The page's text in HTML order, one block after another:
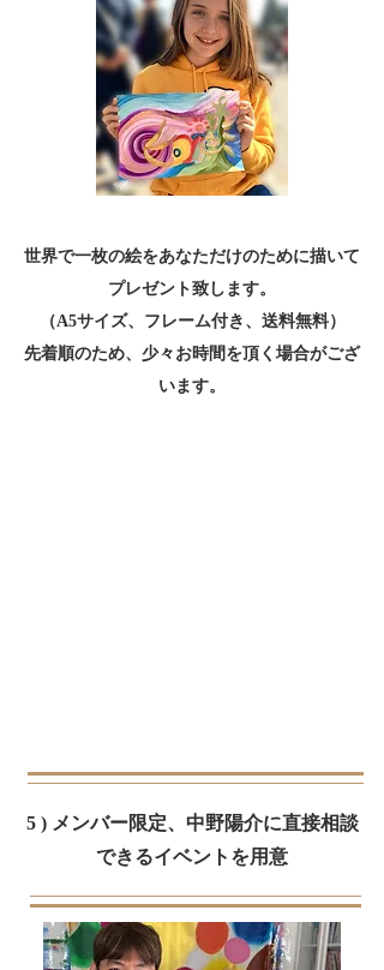
世界で一枚の絵をあなただけのために描いて
プレゼント致します。
（A5サイズ、フレーム付き、送料無料）
​先着順のため、少々お時間を頂く場合がござ
います。
5 ) メンバー限定、中野陽介に直接相談
できるイベントを用意